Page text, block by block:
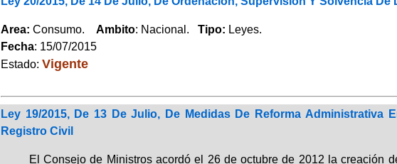
Area: Consumo. Ambito: Nacional. Tipo: Leyes.
Fecha: 15/07/2015
Estado: Vigente
Ley 19/2015, De 13 De Julio, De Medidas De Reforma
Registro Civil
El Consejo de Ministros acordó el 26 de octubre de 2012 la creación